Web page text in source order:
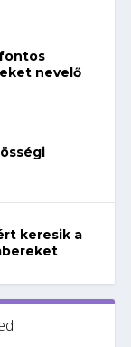
nevelő
keresik a